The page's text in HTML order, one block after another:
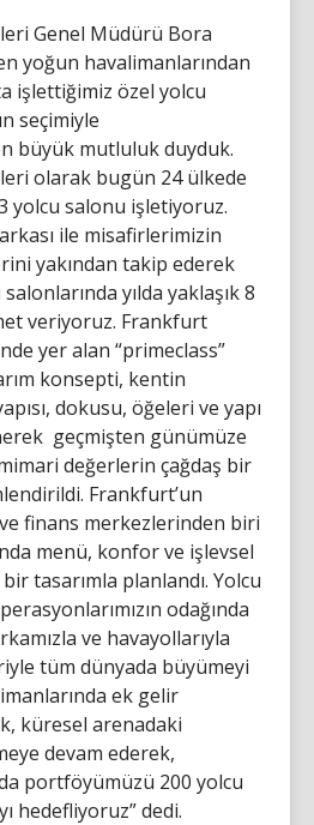
Genel Müdürü Bora
yoğun havalimanlarından
işlettiğimiz özel yolcu
seçimiyle
büyük mutluluk duyduk.
olarak bugün 24 ülkede
yolcu salonu işletiyoruz.
ile misafirlerimizin
yakından takip ederek
yılda yaklaşık 8
veriyoruz. Frankfurt
yer alan “primeclass”
konsepti, kentin
dokusu, öğeleri ve yapı
geçmişten günümüze
değerlerin çağdaş bir
Frankfurt’un
finans merkezlerinden biri
menü, konfor ve işlevsel
tasarımla planlandı. Yolcu
odağında
ve havayollarıyla
tüm dünyada büyümeyi
ek gelir
küresel arenadaki
devam ederek,
portföyümüzü 200 yolcu
hedefliyoruz” dedi.